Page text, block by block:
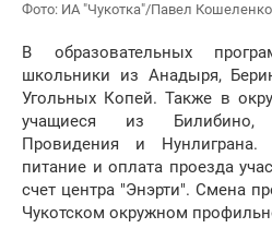
Фото: ИА "Чукотка"/Павел Кошеленко
В образовательных
школьники из Анадыря,
Угольных Копей. Также в
учащиеся из Билибино,
Провидения и Нунлиграна.
питание и оплата проезда
счет центра "Энэрти". Смена
Чукотском окружном